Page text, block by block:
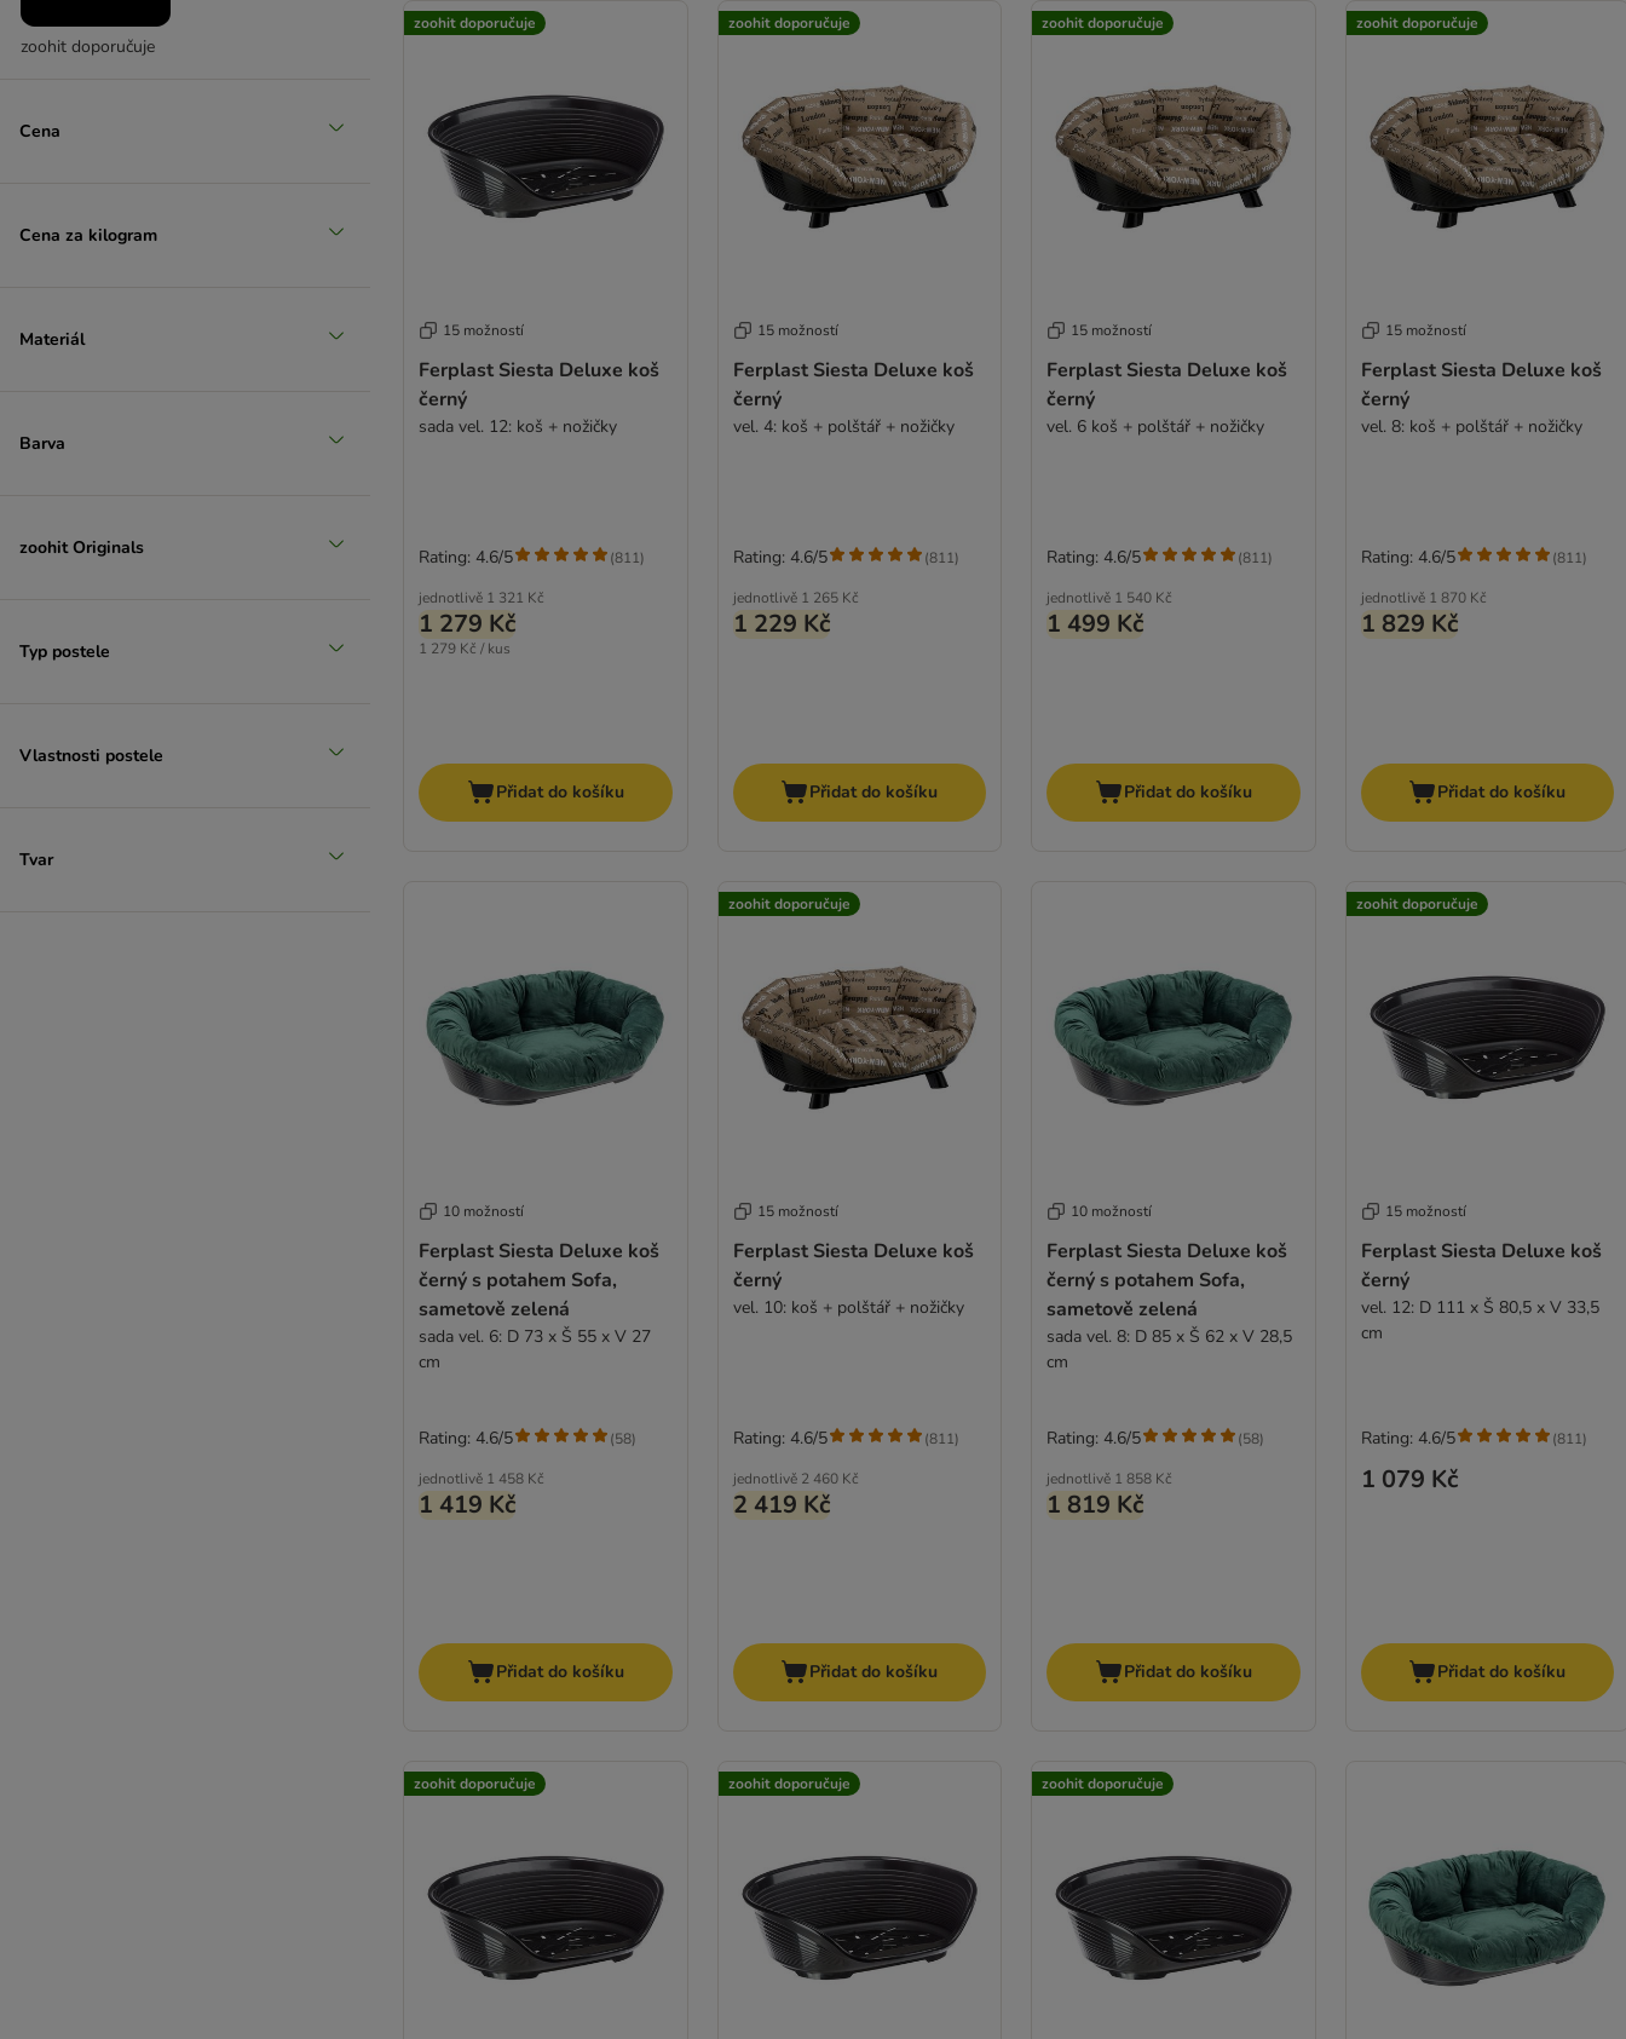
zoohit doporučuje
Cena
Cena za kilogram
Materiál
Barva
zoohit Originals
Typ postele
Vlastnosti postele
Tvar
zoohit doporučuje
15 možností
Ferplast Siesta Deluxe koš
černý
sada vel. 12: koš + nožičky
jednotlivě 1 321 Kč
1 279 Kč
1 279 Kč / kus
Rating: 4.6/5 (811)
Přidat do košíku
zoohit doporučuje
15 možností
Ferplast Siesta Deluxe koš
černý
vel. 4: koš + polštář + nožičky
jednotlivě 1 265 Kč
1 229 Kč
Rating: 4.6/5 (811)
Přidat do košíku
zoohit doporučuje
15 možností
Ferplast Siesta Deluxe koš
černý
vel. 6 koš + polštář + nožičky
jednotlivě 1 540 Kč
1 499 Kč
Rating: 4.6/5 (811)
Přidat do košíku
zoohit doporučuje
15 možností
Ferplast Siesta Deluxe koš
černý
vel. 8: koš + polštář + nožičky
jednotlivě 1 870 Kč
1 829 Kč
Rating: 4.6/5 (811)
Přidat do košíku
10 možností
Ferplast Siesta Deluxe koš
černý s potahem Sofa,
sametově zelená
sada vel. 6: D 73 x Š 55 x V 27
cm
jednotlivě 1 458 Kč
1 419 Kč
Rating: 4.6/5 (58)
Přidat do košíku
zoohit doporučuje
15 možností
Ferplast Siesta Deluxe koš
černý
vel. 10: koš + polštář + nožičky
jednotlivě 2 460 Kč
2 419 Kč
Rating: 4.6/5 (811)
Přidat do košíku
10 možností
Ferplast Siesta Deluxe koš
černý s potahem Sofa,
sametově zelená
sada vel. 8: D 85 x Š 62 x V 28,5
cm
jednotlivě 1 858 Kč
1 819 Kč
Rating: 4.6/5 (58)
Přidat do košíku
zoohit doporučuje
15 možností
Ferplast Siesta Deluxe koš
černý
vel. 12: D 111 x Š 80,5 x V 33,5
cm
1 079 Kč
Rating: 4.6/5 (811)
Přidat do košíku
zoohit doporučuje zoohit doporučuje zoohit doporučuje